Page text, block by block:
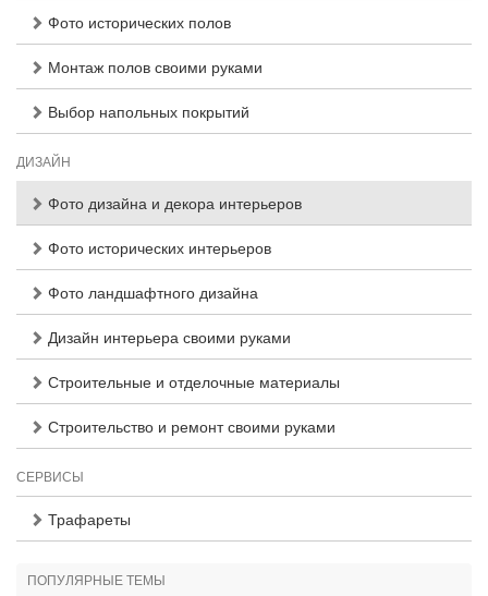
Фото исторических полов
Монтаж полов своими руками
Выбор напольных покрытий
ДИЗАЙН
Фото дизайна и декора интерьеров
Фото исторических интерьеров
Фото ландшафтного дизайна
Дизайн интерьера своими руками
Строительные и отделочные материалы
Строительство и ремонт своими руками
СЕРВИСЫ
Трафареты
ПОПУЛЯРНЫЕ ТЕМЫ